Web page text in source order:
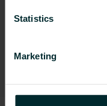
Statistics
Marketing
Tesztelje az új